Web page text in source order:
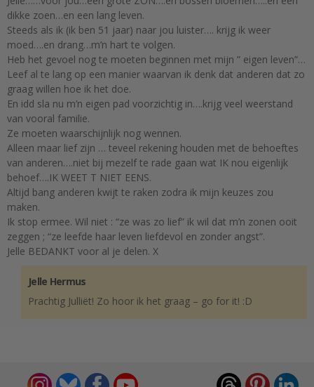
dikke zoen…en een lang leven.
Steeds als ik (ik ben 51 jaar) naar jou luister…. krijg ik weer
moed….en drang…m’n hart te volgen.
Heb het gevoel nog te moeten beginnen met mijn ” eigen leven”…
Leef al te lang op een manier waarvan ik denk dat anderen dat zo
graag willen hoe ik het doe.
En idd sla nu m’n eigen pad voorzichtig in….krijg veel weerstand
van vooral familie.
Ze moeten waarschijnlijk nog wennen.
Alleen maar lief zijn … teveel rekening houden met de behoeftes
van anderen….niet bij mezelf te rade gaan wat IK nou eigenlijk
behoef….IK WEET T NIET EENS.
Altijd bang anderen kwijt te raken zodra ik mijn keuzes zou
maken.
Ik stop ermee. Wil niet : “ze was zo lief” ik wil dat m’n zonen ooit
zeggen ; “ze leefde haar leven liefdevol en zonder angst”.
Jelle BEDANKT voor al je delen. X
Jelle Hermus
Prachtig Julliët! Zo hoor ik het graag – go for it! :D